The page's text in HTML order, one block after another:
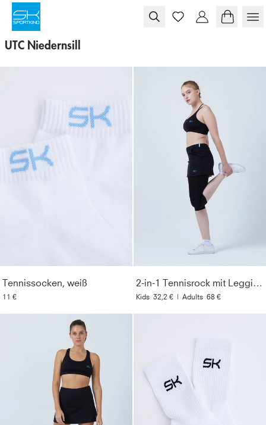
UTC Niedernsill
Tennissocken, weiß
11 €
2-in-1 Tennisrock mit Leggings / Skapri, schwarz
Kids 32,2 € | Adults 68 €